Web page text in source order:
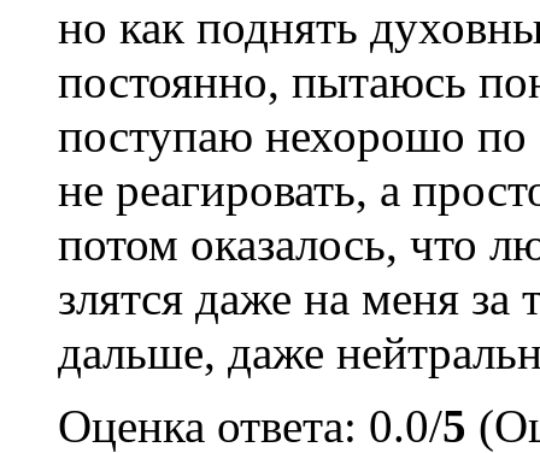
но как поднять
постоянно, пытаюсь
поступаю нехорошо
не реагировать, а
потом оказалось, что
злятся даже на меня за
дальше, даже
Оценка ответа: 0.0/5